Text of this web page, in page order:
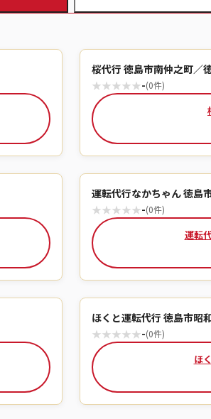
桜代行 徳島市南仲之町／
★★★★★-(0件)
運転代行なかちゃん 徳島
★★★★★-(0件)
運転
ほくと運転代行 徳島市昭
★★★★★-(0件)
ほ